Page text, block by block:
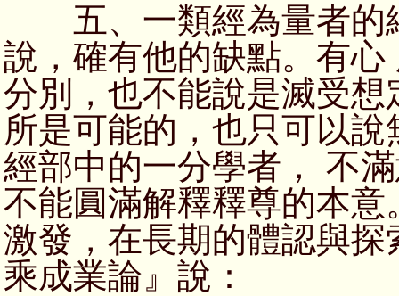
五、一類經為量者的
說，確有他的缺點。有
分別，也不能說是滅受
所是可能的，也只可以
經部中的一分學者， 不
不能圓滿解釋釋尊的本
激發，在長期的體認與
乘成業論』說：